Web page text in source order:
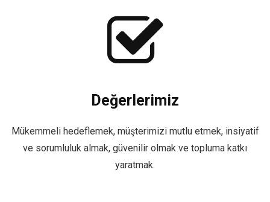
Değerlerimiz
Mükemmeli hedeflemek, müşterimizi mutlu etmek, insiyatif
ve sorumluluk almak, güvenilir olmak ve topluma katkı
yaratmak.